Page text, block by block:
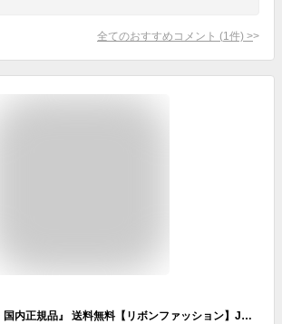
全てのおすすめコメント (1 件) >
袋付き『即日発送・国内正規品』 送料無料【リボンファッション】JILL STUART(ジルスチュアート)リボンファッションショー コレクション クリスマスコフレ ホリデーギフト 2025クリスマスプレゼント